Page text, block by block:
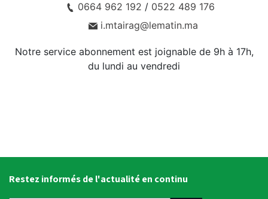
0664 962 192 / 0522 489 176
i.mtairag@lematin.ma
Notre service abonnement est joignable de 9h à 17h,
du lundi au vendredi
Restez informés de l'actualité en continu